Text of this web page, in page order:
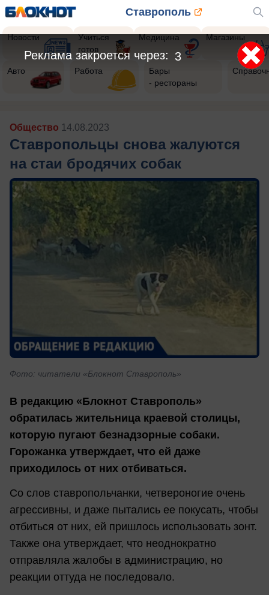
Ставрополь
Новости
Учиться
готов
Медицина Магазины
Авто Работа
Бары
- рестораны
Общество 14.08.2023
Ставропольцы снова жалуются
на стаи бродячих собак
Фото: читатели «Блокнот Ставрополь»
В редакцию «Блокнот Ставрополь»
обратилась жительница краевой столицы,
которую пугают безнадзорные собаки.
Горожанка утверждает, что ей даже
приходилось от них отбиваться.
Со слов ставропольчанки, четвероногие очень
агрессивны, и даже пытались ее покусать, чтобы
отбиться от них, ей пришлось использовать зонт.
Также она утверждает, что неоднократно
отправляла жалобы в администрацию, но
реакции оттуда не последовало.
1
Реклама закроется через: